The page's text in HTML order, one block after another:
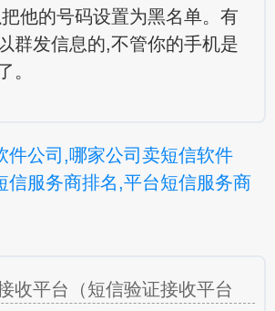
他的号码设置为黑名单。有
群发信息的,不管你的手机是
。
件公司,哪家公司卖短信软件
信服务商排名,平台短信服务商
收平台（短信验证接收平台